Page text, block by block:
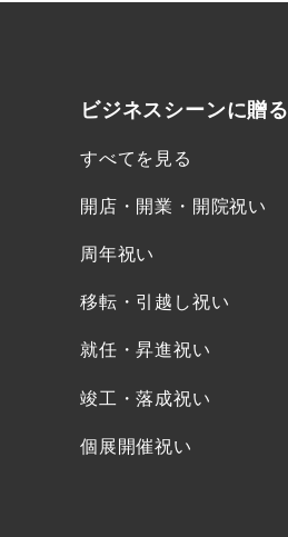
ビジネスシーンに贈る
すべてを見る
開店・開業・開院祝い
周年祝い
移転・引越し祝い
就任・昇進祝い
竣工・落成祝い
個展開催祝い